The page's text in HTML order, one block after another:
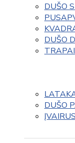
DUŠO
DUŠO
TRAPAI
DUŠO